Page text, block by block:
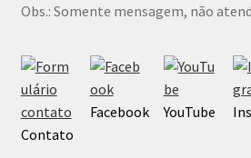
Obs.: Somente mensagem, não
Contato
Facebook YouTube